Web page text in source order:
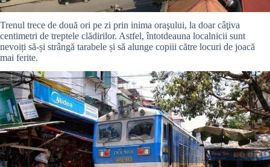
Trenul trece de două ori pe zi prin inima oraşului, la doar câţiva
centimetri de treptele clădirilor. Astfel, întotdeauna localnicii sunt
nevoiți să-și strângă tarabele și să alunge copiii către locuri de joacă
mai ferite.